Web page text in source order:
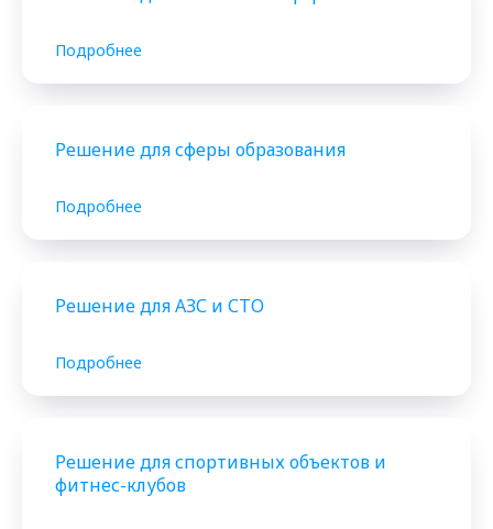
Подробнее
Решение для сферы образования
Подробнее
Решение для АЗС и СТО
Подробнее
Решение для спортивных объектов и
фитнес-клубов